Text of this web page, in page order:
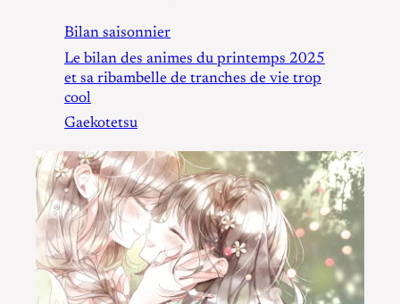
Bilan saisonnier
Le bilan des animes du printemps 2025
et sa ribambelle de tranches de vie trop
cool
Gaekotetsu